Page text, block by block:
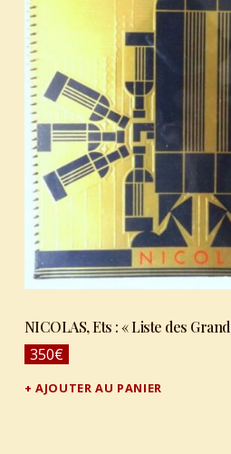
NICOLAS, Ets : « Liste des
350€
AJOUTER AU PANIER